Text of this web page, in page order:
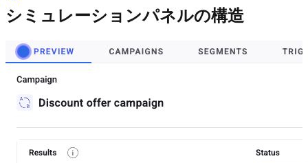
シミュレーションパネルの構造